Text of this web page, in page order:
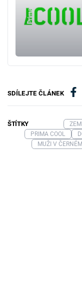
SDÍLEJTE ČLÁNEK
ŠTÍTKY
PRIMA COOL
MUŽI V